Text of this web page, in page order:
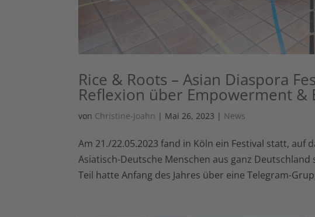
Rice & Roots – Asian Diaspora
Reflexion über Empowerment &
von Christine-Joahn | Mai 26, 2023 | News
Am 21./22.05.2023 fand in Köln ein Festival statt,
Asiatisch-Deutsche Menschen aus ganz
Teil hatte Anfang des Jahres über eine Telegram-